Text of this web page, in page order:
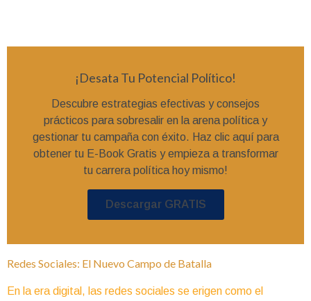
¡Desata Tu Potencial Político!
Descubre estrategias efectivas y consejos
prácticos para sobresalir en la arena política y
gestionar tu campaña con éxito. Haz clic aquí para
obtener tu E-Book Gratis y empieza a transformar
tu carrera política hoy mismo!
Descargar GRATIS
Redes Sociales: El Nuevo Campo de Batalla
En la era digital, las redes sociales se erigen como el